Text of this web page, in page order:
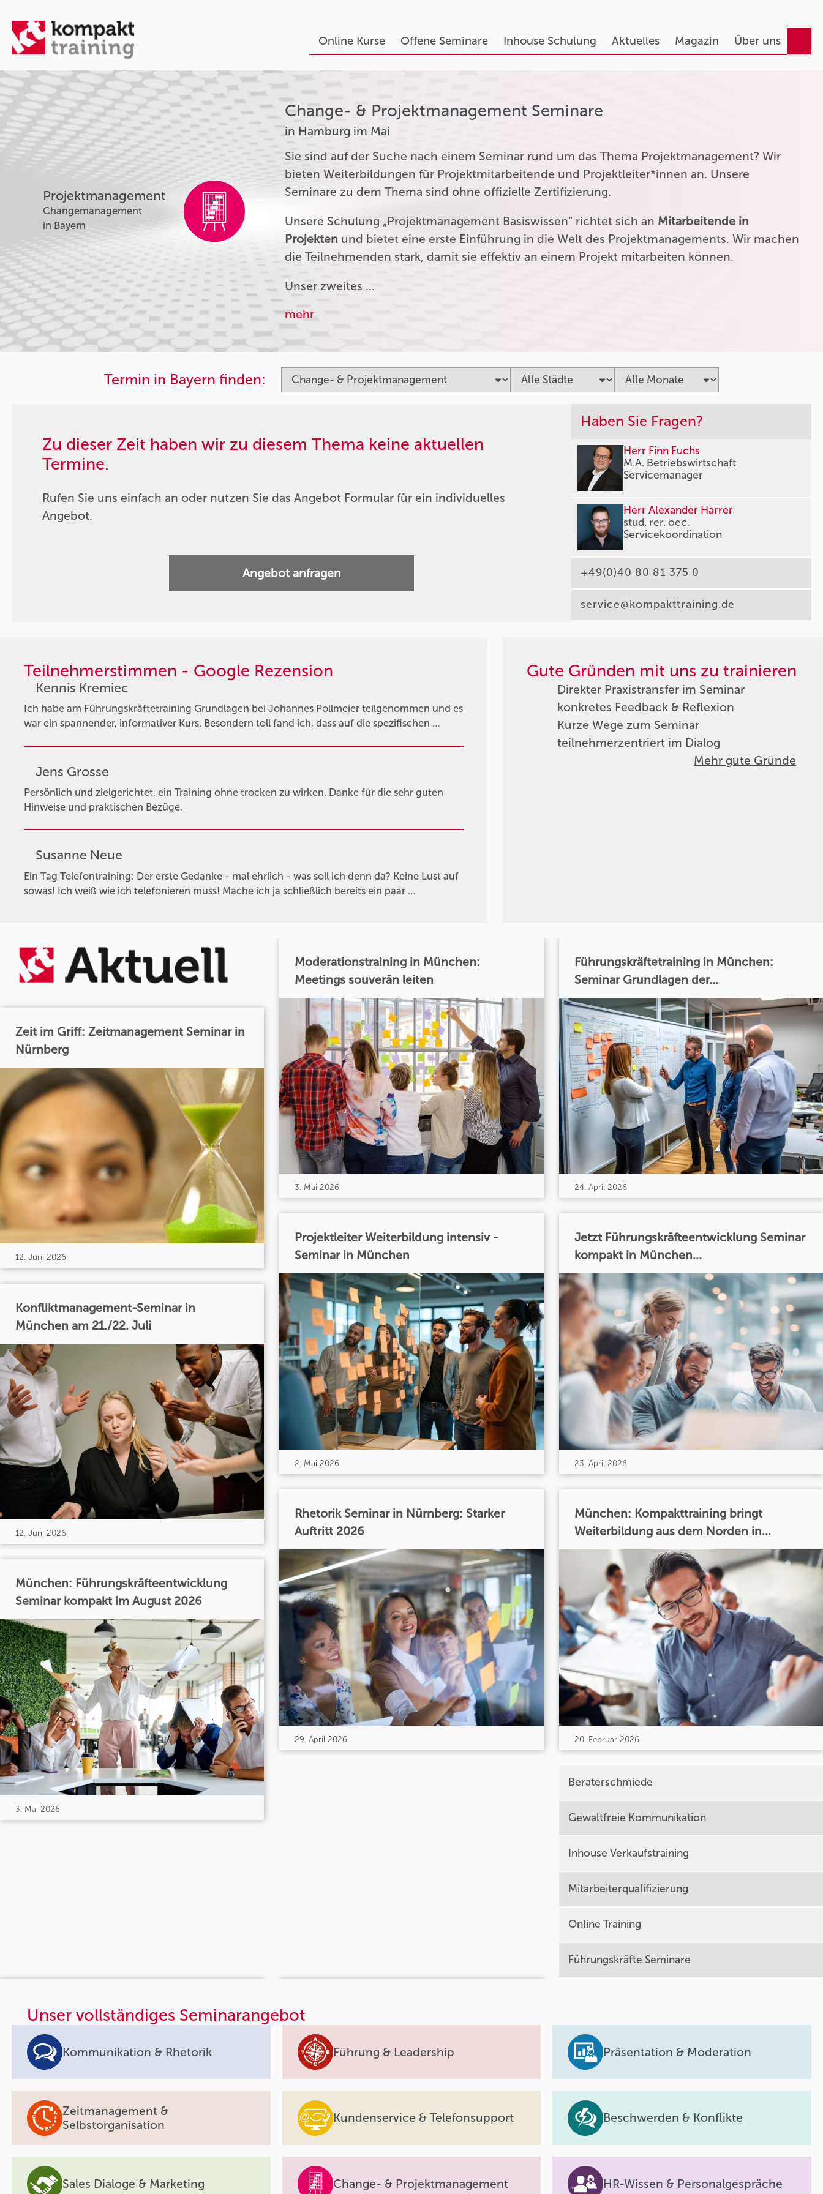
Online Kurse Offene Seminare Inhouse Schulung Aktuelles Magazin Über uns
Projektmanagement
Changemanagement
in Bayern
Change- & Projektmanagement Seminare
in Hamburg im Mai
Sie sind auf der Suche nach einem Seminar rund um das Thema Projektmanagement? Wir
bieten Weiterbildungen für Projektmitarbeitende und Projektleiter*innen an. Unsere
Seminare zu dem Thema sind ohne offizielle Zertifizierung.
Unsere Schulung „Projektmanagement Basiswissen“ richtet sich an Mitarbeitende in
Projekten und bietet eine erste Einführung in die Welt des Projektmanagements. Wir machen
die Teilnehmenden stark, damit sie effektiv an einem Projekt mitarbeiten können.
Unser zweites …
mehr
Termin in Bayern finden:
Zu dieser Zeit haben wir zu diesem Thema keine aktuellen
Termine.
Rufen Sie uns einfach an oder nutzen Sie das Angebot Formular für ein individuelles
Angebot.
Angebot anfragen
Haben Sie Fragen?
Herr Finn Fuchs
M.A. Betriebswirtschaft
Servicemanager
Herr Alexander Harrer
stud. rer. oec.
Servicekoordination
+49(0)40 80 81 375 0
service@kompakttraining.de
Teilnehmerstimmen - Google Rezension
Kennis Kremiec
Ich habe am Führungskräftetraining Grundlagen bei Johannes Pollmeier teilgenommen und es
war ein spannender, informativer Kurs. Besondern toll fand ich, dass auf die spezifischen …
Jens Grosse
Persönlich und zielgerichtet, ein Training ohne trocken zu wirken. Danke für die sehr guten
Hinweise und praktischen Bezüge.
Susanne Neue
Ein Tag Telefontraining: Der erste Gedanke - mal ehrlich - was soll ich denn da? Keine Lust auf
sowas! Ich weiß wie ich telefonieren muss! Mache ich ja schließlich bereits ein paar …
Gute Gründen mit uns zu trainieren
Direkter Praxistransfer im Seminar
konkretes Feedback & Reflexion
Kurze Wege zum Seminar
teilnehmerzentriert im Dialog
Mehr gute Gründe
Zeit im Griff: Zeitmanagement Seminar in
Nürnberg
12. Juni 2026
Konfliktmanagement-Seminar in
München am 21./22. Juli
12. Juni 2026
München: Führungskräfteentwicklung
Seminar kompakt im August 2026
3. Mai 2026
Moderationstraining in München:
Meetings souverän leiten
3. Mai 2026
Projektleiter Weiterbildung intensiv -
Seminar in München
2. Mai 2026
Rhetorik Seminar in Nürnberg: Starker
Auftritt 2026
29. April 2026
Führungskräftetraining in München:
Seminar Grundlagen der...
24. April 2026
Jetzt Führungskräfteentwicklung Seminar
kompakt in München...
23. April 2026
München: Kompakttraining bringt
Weiterbildung aus dem Norden in...
20. Februar 2026
Beraterschmiede
Gewaltfreie Kommunikation
Inhouse Verkaufstraining
Mitarbeiterqualifizierung
Online Training
Führungskräfte Seminare
Unser vollständiges Seminarangebot
Kommunikation & Rhetorik Führung & Leadership Präsentation & Moderation
Zeitmanagement &
Selbstorganisation
Kundenservice & Telefonsupport Beschwerden & Konflikte
Sales Dialoge & Marketing Change- & Projektmanagement HR-Wissen & Personalgespräche